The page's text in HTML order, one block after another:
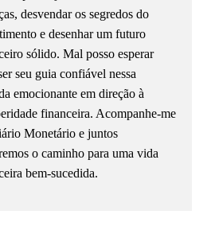
desvendar os segredos do
e desenhar um futuro
sólido. Mal posso esperar
seu guia confiável nessa
emocionante em direção à
financeira. Acompanhe-me
Monetário e juntos
o caminho para uma vida
bem-sucedida.